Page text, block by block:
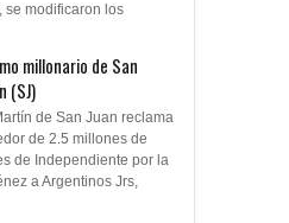
se modificaron los
millonario de San
(SJ)
de San Juan reclama
de 2.5 millones de
de Independiente por la
a Argentinos Jrs,